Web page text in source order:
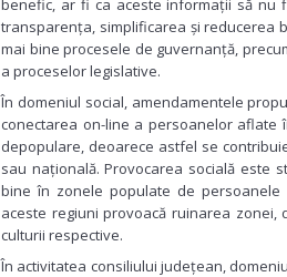
benefic, ar fi ca aceste informații să nu
transparența, simplificarea și reducerea
mai bine procesele de guvernanță,
a proceselor legislative.
În domeniul social, amendamentele
conectarea on-line a persoanelor aflate
depopulare, deoarece astfel se
sau națională. Provocarea socială este
bine în zonele populate de persoanele
aceste regiuni provoacă ruinarea
culturii respective.
În activitatea consiliului județean,